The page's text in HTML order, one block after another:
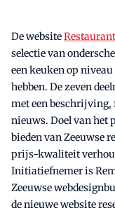
De website
selectie van
een keuken op
hebben. De zeven
met een beschrijving,
nieuws. Doel van het
bieden van Zeeuwse
prijs-kwaliteit
Initiatiefnemer is
Zeeuwse
de nieuwe website